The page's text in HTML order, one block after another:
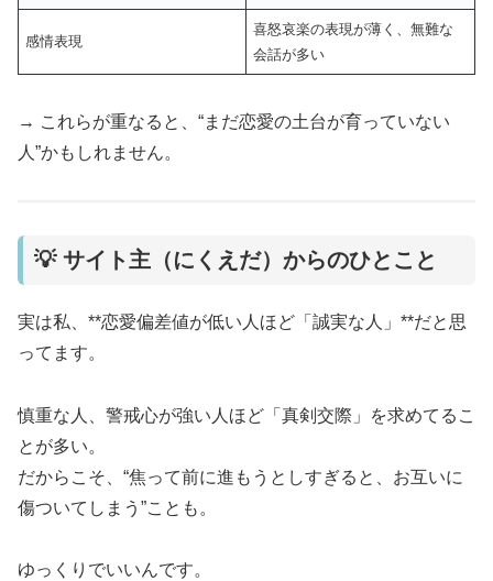
感情表現
喜怒哀楽の表現が薄く、無難な
会話が多い
→ これらが重なると、“まだ恋愛の土台が育っていない
人”かもしれません。
💡 サイト主（にくえだ）からのひとこと
実は私、**恋愛偏差値が低い人ほど「誠実な人」**だと思
ってます。
慎重な人、警戒心が強い人ほど「真剣交際」を求めてるこ
とが多い。
だからこそ、“焦って前に進もうとしすぎると、お互いに
傷ついてしまう”ことも。
ゆっくりでいいんです。